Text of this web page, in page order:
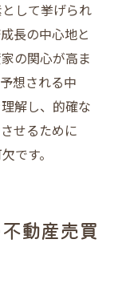
して挙げられ
長の中心地と
の関心が高ま
想される中
解し、的確な
せるために
です。
動産売買